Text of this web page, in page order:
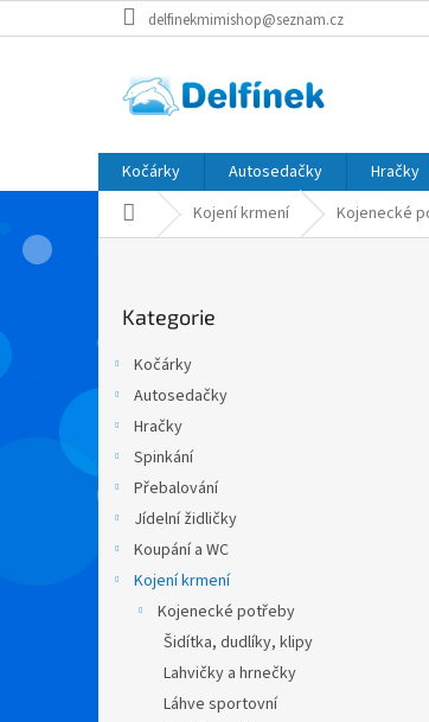
na
delfinekmimishop@seznam.cz
Kočárky Autosedačky Hračky
Domů Kojení krmení Kojenecké
r
p
kategorie
Kategorie
Kočárky
Autosedačky
Hračky
Spinkání
Přebalování
Jídelní židličky
Koupání a WC
Kojení krmení
Kojenecké potřeby
Šidítka, dudlíky, klipy
Lahvičky a hrnečky
Láhve sportovní